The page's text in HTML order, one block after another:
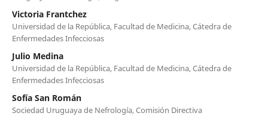
Victoria Frantchez
Universidad de la República, Facultad de Medicina, Cátedra de
Enfermedades Infecciosas
Julio Medina
Universidad de la República, Facultad de Medicina, Cátedra de
Enfermedades Infecciosas
Sofía San Román
Sociedad Uruguaya de Nefrología, Comisión Directiva